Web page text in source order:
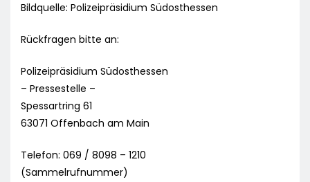
Bildquelle: Polizeipräsidium Südosthessen
Rückfragen bitte an:
Polizeipräsidium Südosthessen
– Pressestelle –
Spessartring 61
63071 Offenbach am Main
Telefon: 069 / 8098 – 1210
(Sammelrufnummer)